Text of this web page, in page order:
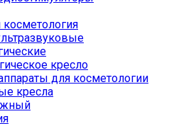
косметология
кресло
для косметологии
кресла